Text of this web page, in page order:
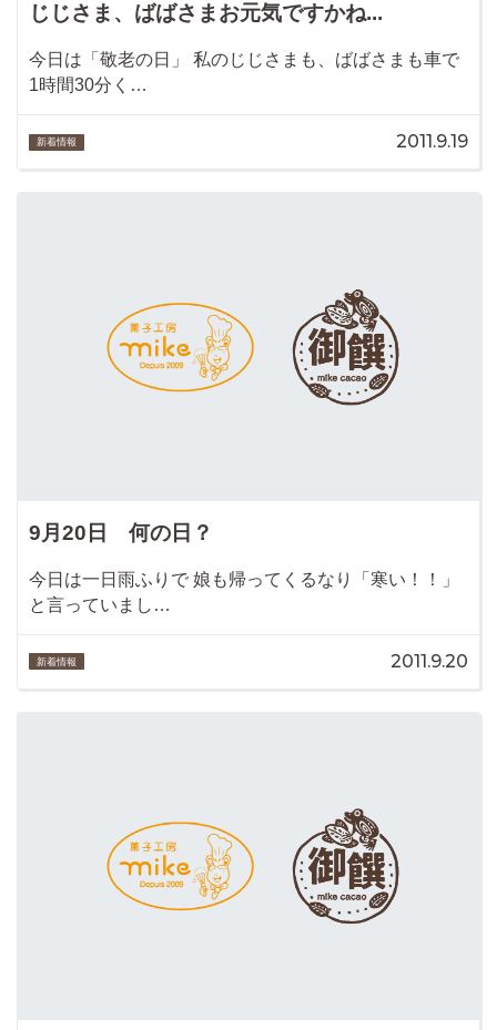
じじさま、ばばさまお元気ですかね...
今日は「敬老の日」 私のじじさまも、ばばさまも車で
1時間30分く…
新着情報 2011.9.19
9月20日 何の日？
今日は一日雨ふりで 娘も帰ってくるなり「寒い！！」
と言っていまし…
新着情報 2011.9.20